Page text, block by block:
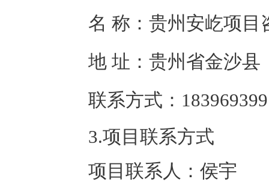
名 称： 贵州安屹项目
地 址： 贵州省金沙县
联系方式：
3.项目联系方式
项目联系人： 侯宇